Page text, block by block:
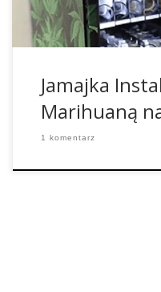
Jamajka
Marihuaną
1 komentarz